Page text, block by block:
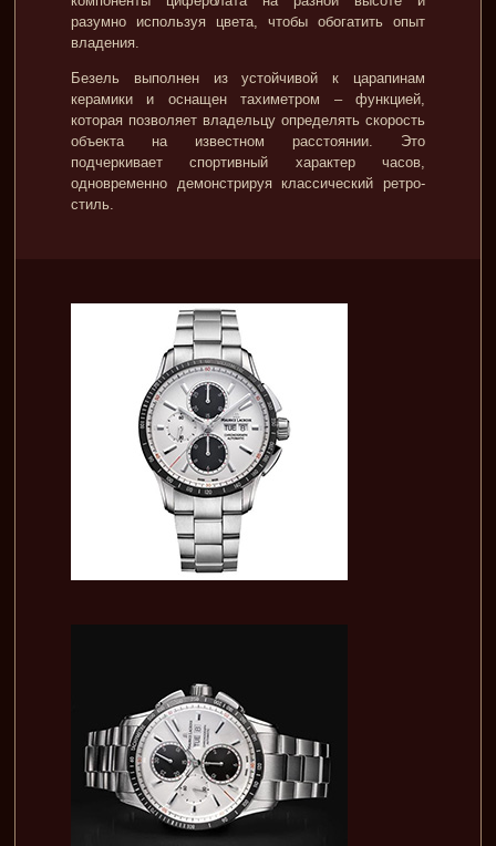
разумно используя цвета, чтобы обогатить опыт
владения.
Безель выполнен из устойчивой к царапинам
керамики и оснащен тахиметром – функцией,
которая позволяет владельцу определять скорость
объекта на известном расстоянии. Это
подчеркивает спортивный характер часов,
одновременно демонстрируя классический ретро-
стиль.